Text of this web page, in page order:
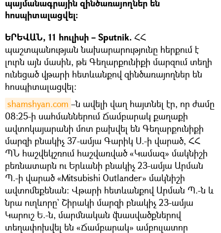
պայմանագրային զինծառայողներ են
հոսպիտալացվել։
ԵՐԵՎԱՆ, 11 հուլիսի – Sputnik. ՀՀ
պաշտպանության նախարարությունը հերքում է
լուրն այն մասին, թե Գեղարքունիքի մարզում տեղի
ունեցած վթարի հետևանքով զինծառայողներ են
հոսպիտալացվել։
shamshyan.com –ն ավելի վաղ հայտնել էր, որ ժամը
08:25-ի սահմաններում Ճամբարակ քաղաքի
ավտոկայարանի մոտ բախվել են Գեղարքունիքի
մարզի բնակիչ 37-ամյա Գարիկ Ս.-ի վարած, ՀՀ
ՊՆ հաշվեկշռում հաշվառված «Կամազ» մակնիշի
բեռնատարն ու Երևանի բնակիչ 23-ամյա Արման
Պ.-ի վարած «Mitsubishi Outlander» մակնիշի
ավտոմեքենան: Վթարի հետևանքով Արման Պ.-ն և
նրա ուղևորը` Շիրակի մարզի բնակիչ 23-ամյա
Կարուշ Ե.-ն, մարմնական վնասվածքներով
տեղափոխվել են «Ճամբարակ» ամբուլատոր